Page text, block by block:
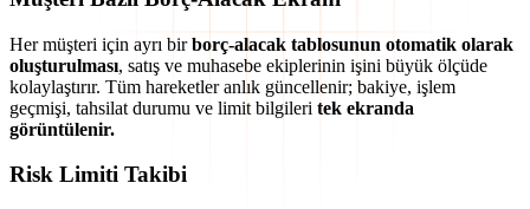
Her müşteri için ayrı birborç-alacak tablosunun otomatik olarak
oluşturulması, satış ve muhasebe ekiplerinin işini büyük ölçüde
kolaylaştırır. Tüm hareketler anlık güncellenir; bakiye, işlem
geçmişi, tahsilat durumu ve limit bilgileri tek ekranda
görüntülenir.
Risk Limiti Takibi